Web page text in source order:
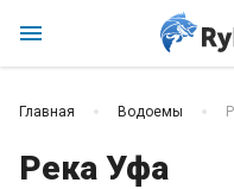
menu
Главная Водоемы
Река Уфа